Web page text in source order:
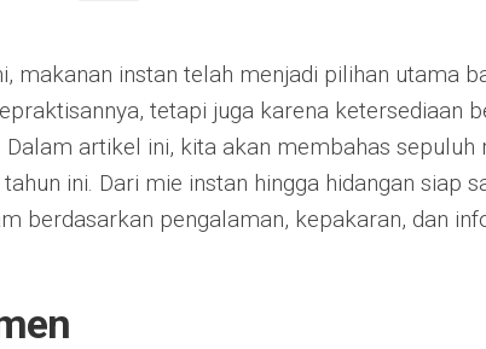
makanan instan telah menjadi pilihan utama
tetapi juga karena ketersediaan
artikel ini, kita akan membahas sepuluh
ini. Dari mie instan hingga hidangan siap
berdasarkan pengalaman, kepakaran, dan